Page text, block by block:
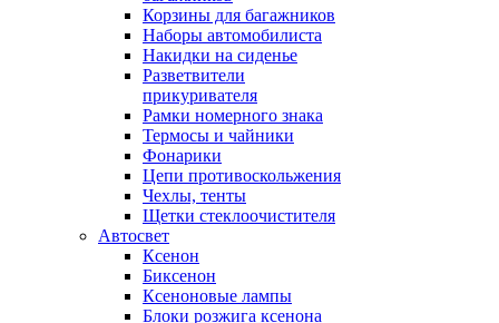
Корзины для багажников
Наборы автомобилиста
Накидки на сиденье
Разветвители
прикуривателя
Рамки номерного знака
Термосы и чайники
Фонарики
Цепи противоскольжения
Чехлы, тенты
Щетки стеклоочистителя
Автосвет
Ксенон
Биксенон
Ксеноновые лампы
Блоки розжига ксенона